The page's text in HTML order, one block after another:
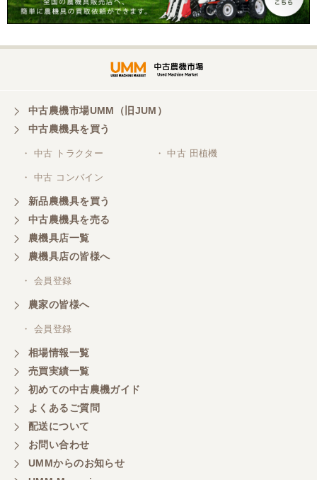
中古農機市場UMM（旧JUM）
中古農機具を買う
・ 中古 トラクター ・ 中古 田植機
・ 中古 コンバイン
新品農機具を買う
中古農機具を売る
農機具店一覧
農機具店の皆様へ
・ 会員登録
農家の皆様へ
・ 会員登録
相場情報一覧
売買実績一覧
初めての中古農機ガイド
よくあるご質問
配送について
お問い合わせ
UMMからのお知らせ